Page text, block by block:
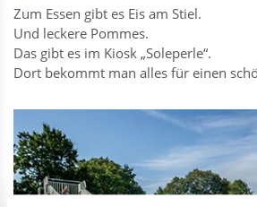
Zum Essen gibt es Eis am Stiel.
Und leckere Pommes.
Das gibt es im Kiosk „Soleperle“.
Dort bekommt man alles für einen